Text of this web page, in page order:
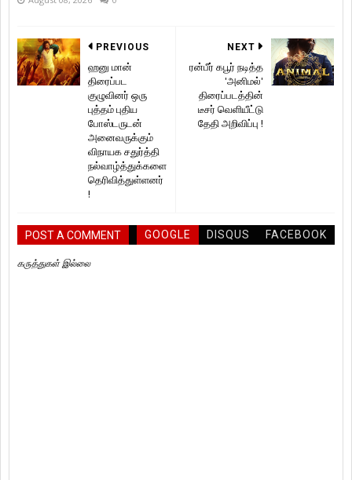
NEXT
ரன்பீர் கபூர் நடித்த
'அனிமல்'
திரைப்படத்தின்
டீசர் வெளியீட்டு
தேதி அறிவிப்பு !
PREVIOUS
ஹனு மான்
திரைப்பட
குழுவினர் ஒரு
புத்தம் புதிய
போஸ்டருடன்
அனைவருக்கும்
விநாயக சதுர்த்தி
நல்வாழ்த்துக்களை
தெரிவித்துள்ளனர்
!
POST A COMMENT GOOGLE DISQUS FACEBOOK
கருத்துகள் இல்லை